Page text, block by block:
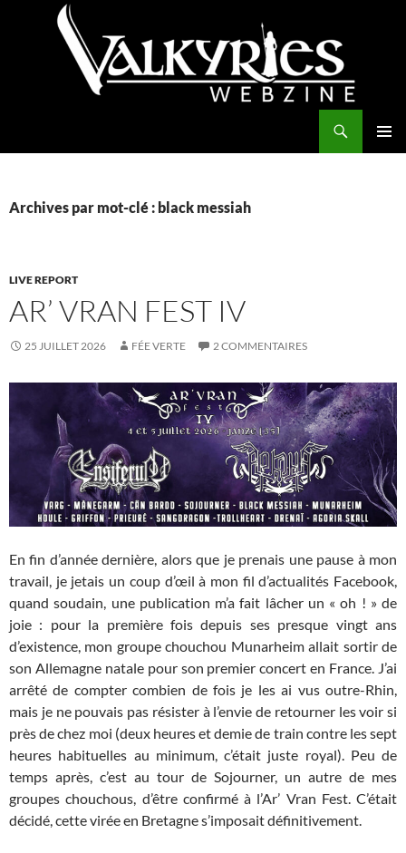
Archives par mot-clé : black messiah
LIVE REPORT
AR’ VRAN FEST IV
25 JUILLET 2026 FÉE VERTE 2 COMMENTAIRES
En fin d’année dernière, alors que je prenais une pause à mon
travail, je jetais un coup d’œil à mon fil d’actualités Facebook,
quand soudain, une publication m’a fait lâcher un « oh ! » de
joie : pour la première fois depuis ses presque vingt ans
d’existence, mon groupe chouchou Munarheim allait sortir de
son Allemagne natale pour son premier concert en France. J’ai
arrêté de compter combien de fois je les ai vus outre-Rhin,
mais je ne pouvais pas résister à l’envie de retourner les voir si
près de chez moi (deux heures et demie de train contre les sept
heures habituelles au minimum, c’était juste royal). Peu de
temps après, c’est au tour de Sojourner, un autre de mes
groupes chouchous, d’être confirmé à l’Ar’ Vran Fest. C’était
décidé, cette virée en Bretagne s’imposait définitivement.